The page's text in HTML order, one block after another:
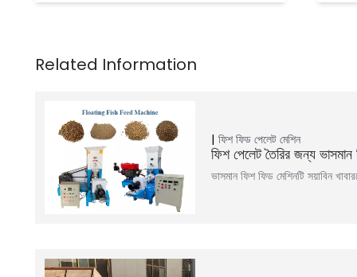
ফিশ ফিড পেলেট মেশিন
ফিশ পেলেট তৈরির জন্য
ভাসমান ফিশ ফিড মেশিনটি সয়াবিন